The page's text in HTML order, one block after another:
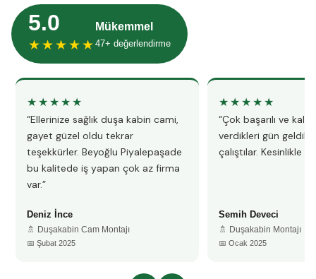
5.0
★★★★★
Mükemmel
47+ değerlendirme
★★★★★
“Ellerinize sağlık duşa kabin cami,
gayet güzel oldu tekrar
teşekkürler. Beyoğlu Piyalepaşade
bu kalitede iş yapan çok az firma
var.”
Deniz İnce
🚿 Duşakabin Cam Montajı
📅 Şubat 2025
★★★★★
“Çok başarılı ve
verdikleri gün
çalıştılar. Kesinlikle
Semih Deveci
🚿 Duşakabin Montajı
📅 Ocak 2025